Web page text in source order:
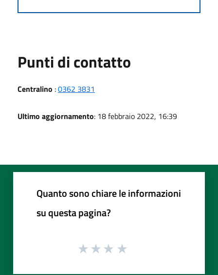
Punti di contatto
Centralino :0362 3831
Ultimo aggiornamento: 18 febbraio 2022, 16:39
Quanto sono chiare le informazioni
su questa pagina?